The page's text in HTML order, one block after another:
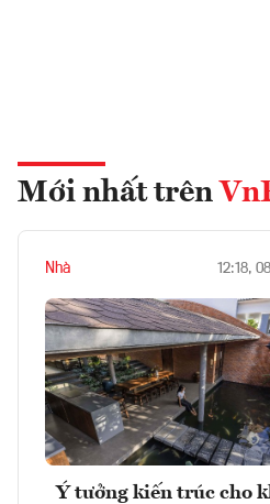
Mới nhất trên
Nhà 12:18,
Ý tưởng kiến trúc cho